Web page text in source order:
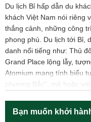
Du lịch Bỉ hấp dẫn du
khách Việt Nam nói riêng
thắng cảnh, những công
phong phú. Du lịch tới Bỉ,
danh nổi tiếng như: Thủ
Grand Place lộng lẫy,
Atomium mang tính biểu
phương Bắc”, mê hoặc
sôi động, kết hợp giữa di
thờ Saint Bavo và Lâu
Bạn muốn khởi